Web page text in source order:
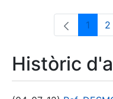
1 2
Històric